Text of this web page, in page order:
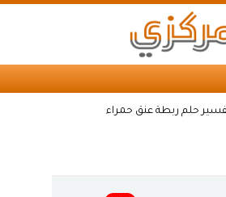
حلم ربطة عنق حمراء